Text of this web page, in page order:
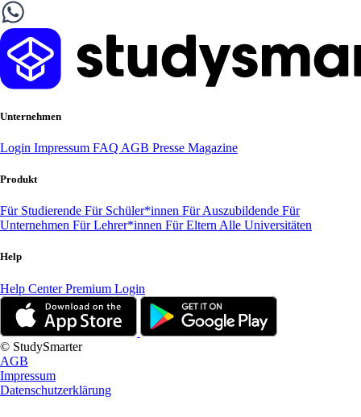
Unternehmen
Login Impressum FAQ AGB Presse Magazine
Produkt
Für Studierende Für Schüler*innen Für Auszubildende Für
Unternehmen Für Lehrer*innen Für Eltern Alle Universitäten
Help
Help CenterPremium Login
© StudySmarter
AGB
Impressum
Datenschutzerklärung